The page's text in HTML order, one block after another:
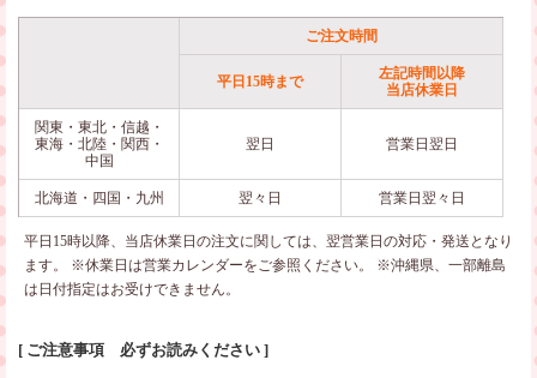
ご注文時間
平日15時まで
左記時間以降
当店休業日
関東・東北・信越・
東海・北陸・関西・
中国
翌日 営業日翌日
北海道・四国・九州 翌々日 営業日翌々日
平日15時以降、当店休業日の注文に関しては、翌営業日の対応・発送となり
ます。
※休業日は営業カレンダーをご参照ください。
※沖縄県、一部離島
は日付指定はお受けできません。
[ ご注意事項 必ずお読みください ]